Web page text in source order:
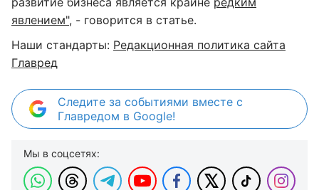
явлением", - говорится в статье.
Наши стандарты: Редакционная политика сайта
Главред
Следите за событиями вместе с
Главредом в Google!
Мы в соцсетях: